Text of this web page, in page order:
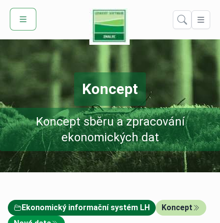
Domů – Lesní Znalec
Koncept
Koncept sběru a zpracování
ekonomických dat
Ekonomický informační systém LH
Koncept